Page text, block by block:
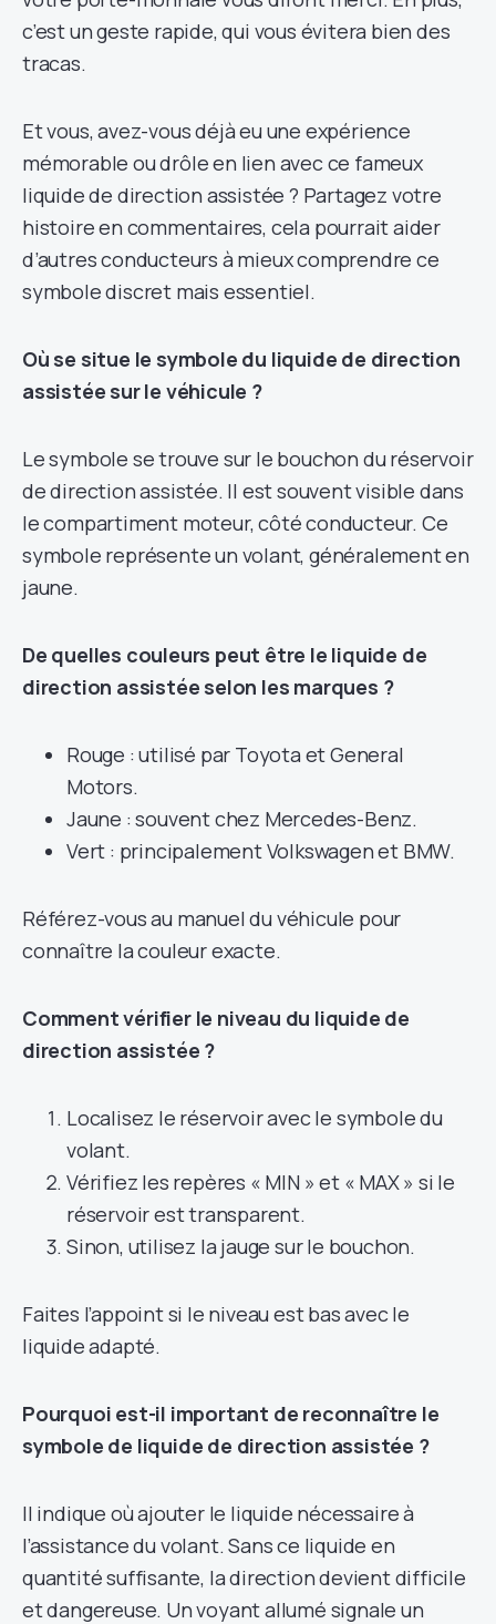
c’est un geste rapide, qui vous évitera bien des
tracas.
Et vous, avez-vous déjà eu une expérience
mémorable ou drôle en lien avec ce fameux
liquide de direction assistée ? Partagez votre
histoire en commentaires, cela pourrait aider
d’autres conducteurs à mieux comprendre ce
symbole discret mais essentiel.
Où se situe le symbole du liquide de direction
assistée sur le véhicule ?
Le symbole se trouve sur le bouchon du réservoir
de direction assistée. Il est souvent visible dans
le compartiment moteur, côté conducteur. Ce
symbole représente un volant, généralement en
jaune.
De quelles couleurs peut être le liquide de
direction assistée selon les marques ?
Rouge : utilisé par Toyota et General
Motors.
Jaune : souvent chez Mercedes-Benz.
Vert : principalement Volkswagen et BMW.
Référez-vous au manuel du véhicule pour
connaître la couleur exacte.
Comment vérifier le niveau du liquide de
direction assistée ?
Localisez le réservoir avec le symbole du
volant.
Vérifiez les repères « MIN » et « MAX » si le
réservoir est transparent.
Sinon, utilisez la jauge sur le bouchon.
Faites l’appoint si le niveau est bas avec le
liquide adapté.
Pourquoi est-il important de reconnaître le
symbole de liquide de direction assistée ?
Il indique où ajouter le liquide nécessaire à
l’assistance du volant. Sans ce liquide en
quantité suffisante, la direction devient difficile
et dangereuse. Un voyant allumé signale un